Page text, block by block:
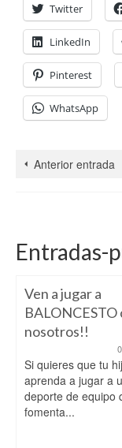
Twitter
LinkedIn
Pinterest
WhatsApp
Anterior entrada
Entradas-
Ven a jugar a
BALONCESTO
nosotros!!
Si quieres que tu
aprenda a jugar a
deporte de equipo
fomenta...